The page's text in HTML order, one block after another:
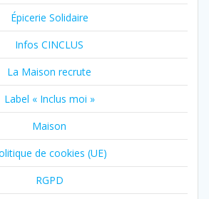
Épicerie Solidaire
Infos CINCLUS
La Maison recrute
Label « Inclus moi »
Maison
de cookies (UE)
RGPD